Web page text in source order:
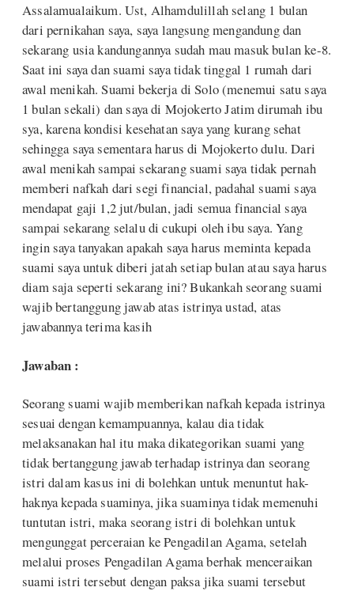
Assalamualaikum. Ust, Alhamdulillah selang 1 bulan
dari pernikahan saya, saya langsung mengandung dan
sekarang usia kandungannya sudah mau masuk bulan ke-8.
Saat ini saya dan suami saya tidak tinggal 1 rumah dari
awal menikah. Suami bekerja di Solo (menemui satu saya
1 bulan sekali) dan saya di Mojokerto Jatim dirumah ibu
sya, karena kondisi kesehatan saya yang kurang sehat
sehingga saya sementara harus di Mojokerto dulu. Dari
awal menikah sampai sekarang suami saya tidak pernah
memberi nafkah dari segi financial, padahal suami saya
mendapat gaji 1,2 jut/bulan, jadi semua financial saya
sampai sekarang selalu di cukupi oleh ibu saya. Yang
ingin saya tanyakan apakah saya harus meminta kepada
suami saya untuk diberi jatah setiap bulan atau saya harus
diam saja seperti sekarang ini? Bukankah seorang suami
wajib bertanggung jawab atas istrinya ustad, atas
jawabannya terima kasih
Jawaban :
Seorang suami wajib memberikan nafkah kepada istrinya
sesuai dengan kemampuannya, kalau dia tidak
melaksanakan hal itu maka dikategorikan suami yang
tidak bertanggung jawab terhadap istrinya dan seorang
istri dalam kasus ini di bolehkan untuk menuntut hak-
haknya kepada suaminya, jika suaminya tidak memenuhi
tuntutan istri, maka seorang istri di bolehkan untuk
mengunggat perceraian ke Pengadilan Agama, setelah
melalui proses Pengadilan Agama berhak menceraikan
suami istri tersebut dengan paksa jika suami tersebut